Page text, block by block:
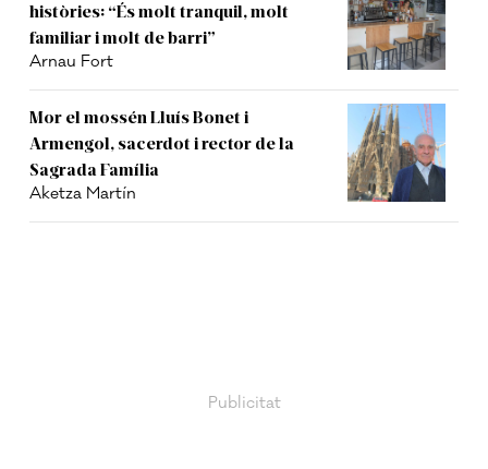
històries: “És molt tranquil, molt
familiar i molt de barri”
Arnau Fort
Mor el mossén Lluís Bonet i
Armengol, sacerdot i rector de la
Sagrada Família
Aketza Martín